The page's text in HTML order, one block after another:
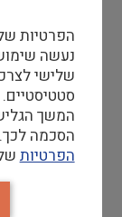
ואורכו
הביקור
מראש בטלפון 03-
מרכז
אביב, רחוב
הפרטיות
שלישי
סטטיסטיים.
המשך
הסכמה לכך.
הפרטיות